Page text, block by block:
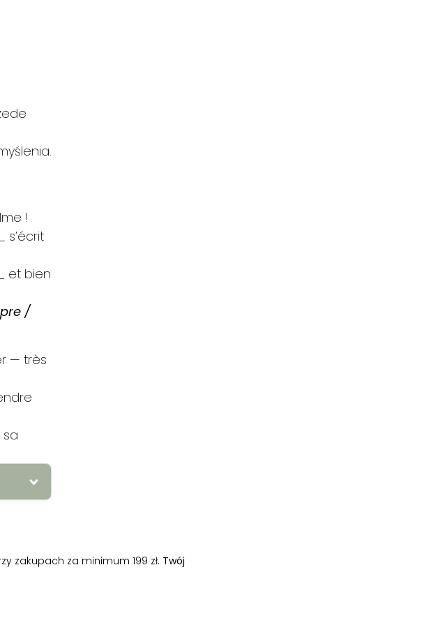
!
s’écrit
et bien
/
— très
sa
zakupach za minimum 199 zł. Twój